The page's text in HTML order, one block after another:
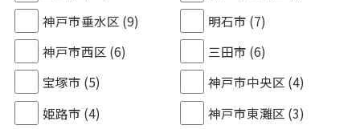
神戸市垂水区 (9) 明石市 (7)
神戸市西区 (6) 三田市 (6)
宝塚市 (5) 神戸市中央区 (4)
姫路市 (4) 神戸市東灘区 (3)